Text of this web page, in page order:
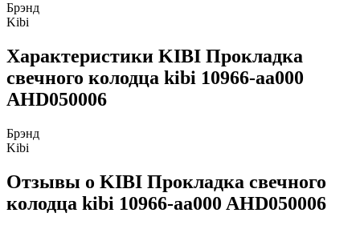
Брэнд
Kibi
Характеристики KIBI Прокладка
свечного колодца kibi 10966-aa000
AHD050006
Брэнд
Kibi
Отзывы о KIBI Прокладка свечного
колодца kibi 10966-aa000 AHD050006